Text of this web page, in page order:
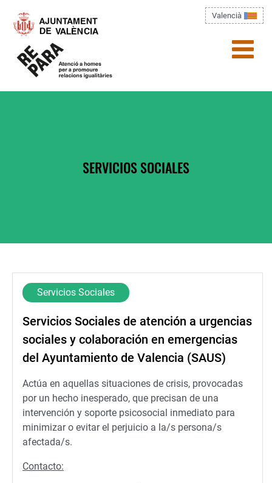
Valencià
SERVICIOS SOCIALES
Servicios Sociales
Servicios Sociales de atención a urgencias
sociales y colaboración en emergencias
del Ayuntamiento de Valencia (SAUS)
Actúa en aquellas situaciones de crisis, provocadas
por un hecho inesperado, que precisan de una
intervención y soporte psicosocial inmediato para
minimizar o evitar el perjuicio a la/s persona/s
afectada/s.
Contacto: